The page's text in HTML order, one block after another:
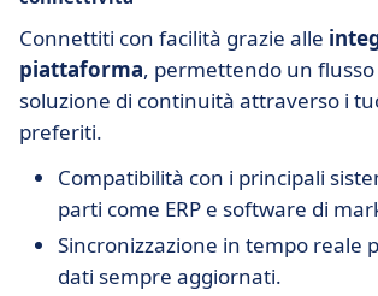
Connettiti con facilità grazie alle
piattaforma, permettendo un flusso
soluzione di continuità attraverso i
preferiti.
Compatibilità con i principali
parti come ERP e software di
Sincronizzazione in tempo reale
dati sempre aggiornati.